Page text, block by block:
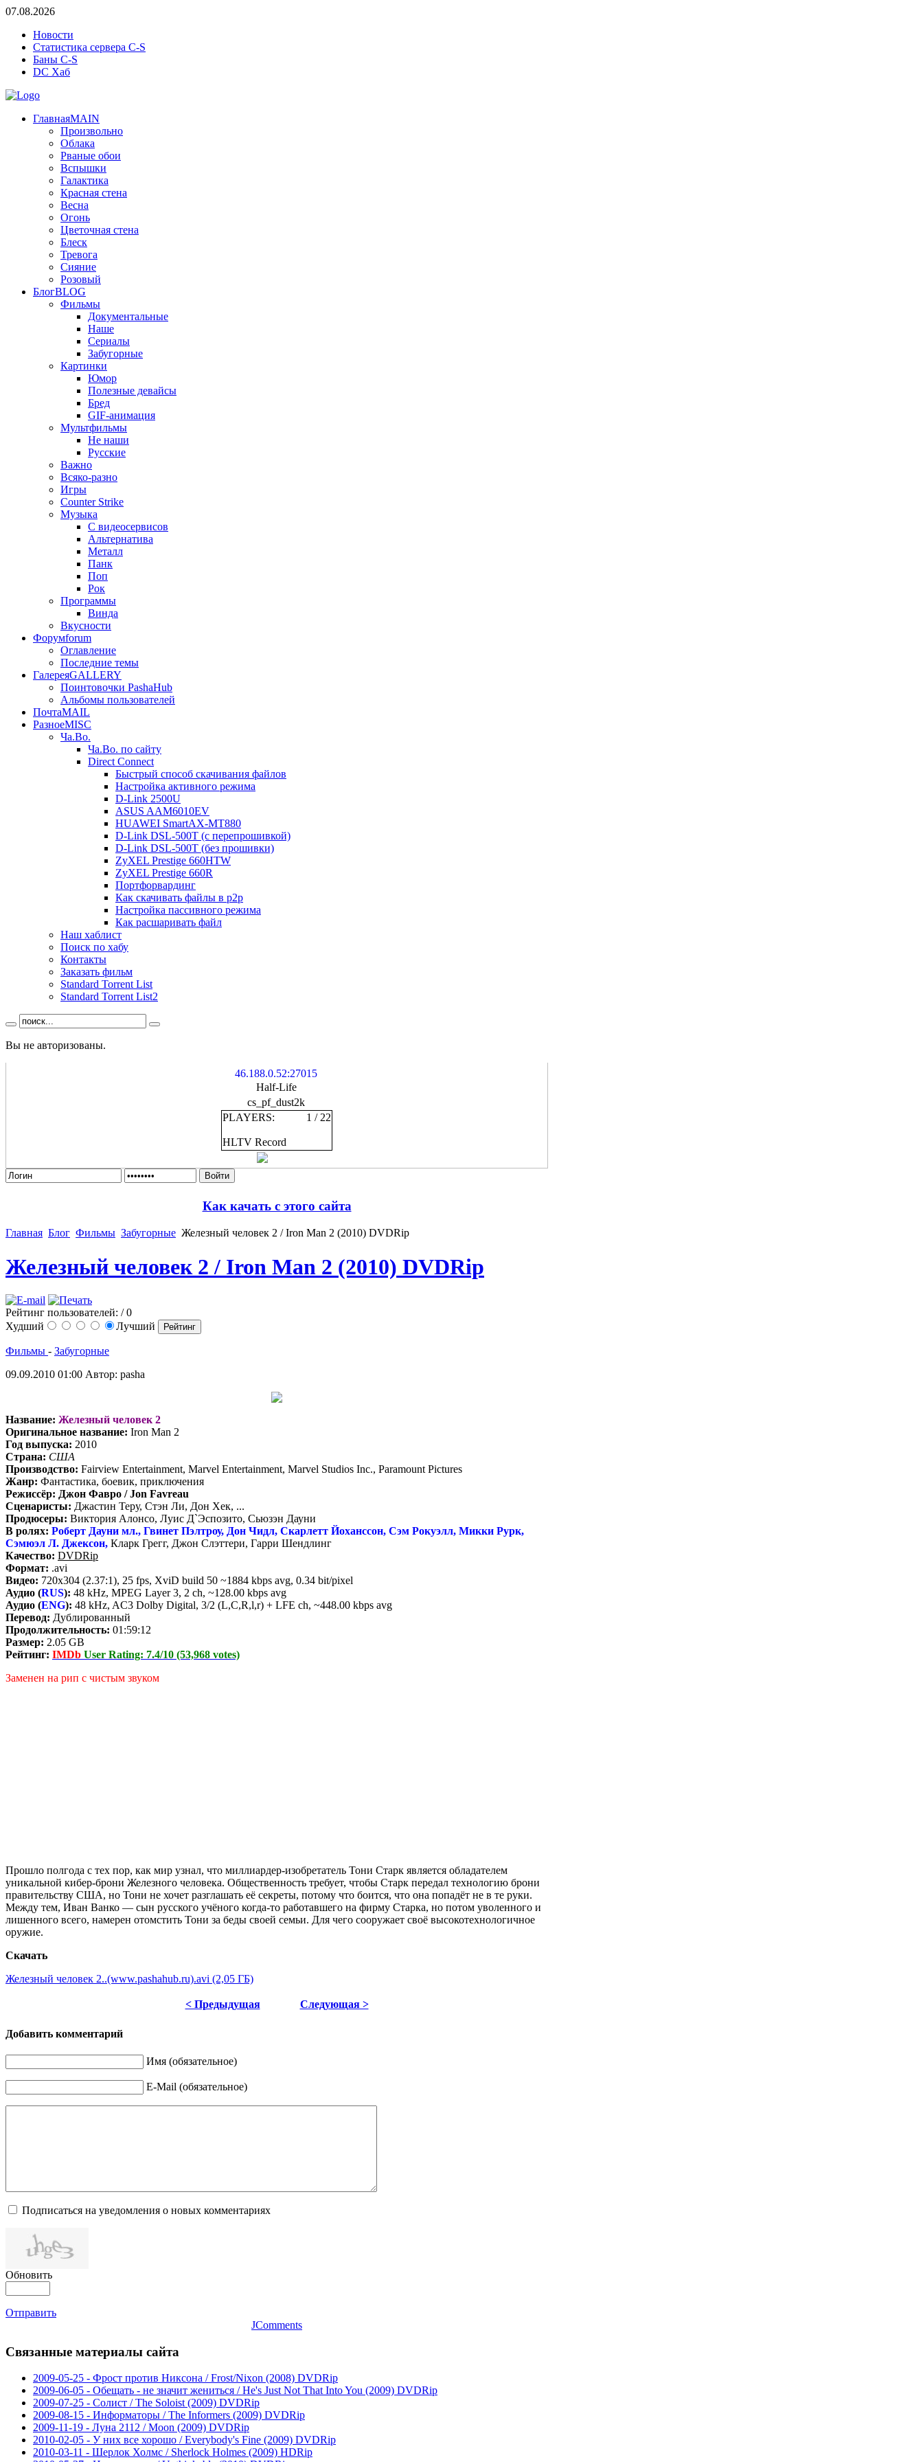
07.08.2026
Новости
Статистика сервера C-S
Баны C-S
DC Хаб
ГлавнаяMAIN
Произвольно
Облака
Рваные обои
Вспышки
Галактика
Красная стена
Весна
Огонь
Цветочная стена
Блеск
Тревога
Сияние
Розовый
БлогBLOG
Фильмы
Документальные
Наше
Сериалы
Забугорные
Картинки
Юмор
Полезные девайсы
Бред
GIF-анимация
Мультфильмы
Не наши
Русские
Важно
Всяко-разно
Игры
Counter Strike
Музыка
С видеосервисов
Альтернатива
Металл
Панк
Поп
Рок
Программы
Винда
Вкусности
Форумforum
Оглавление
Последние темы
ГалереяGALLERY
Поинтовочки PashaHub
Альбомы пользователей
ПочтаMAIL
РазноеMISC
Ча.Во.
Ча.Во. по сайту
Direct Connect
Быстрый способ скачивания файлов
Настройка активного режима
D-Link 2500U
ASUS AAM6010EV
HUAWEI SmartAX-MT880
D-Link DSL-500T (c перепрошивкой)
D-Link DSL-500T (без прошивки)
ZyXEL Prestige 660HTW
ZyXEL Prestige 660R
Портфорвардинг
Как скачивать файлы в p2p
Настройка пассивного режима
Как расшаривать файл
Наш хаблист
Поиск по хабу
Контакты
Заказать фильм
Standard Torrent List
Standard Torrent List2
Вы не авторизованы.
46.188.0.52:27015
Half-Life
cs_pf_dust2k
PLAYERS:
1 / 22
HLTV Record
Войти
Как качать с этого сайта
Главная Блог Фильмы Забугорные Железный человек 2 / Iron Man 2 (2010) DVDRip
Железный человек 2 / Iron Man 2 (2010) DVDRip
Рейтинг пользователей: / 0
Худший
Лучший
Фильмы - Забугорные
09.09.2010 01:00 Автор: pasha
Название: Железный человек 2
Оригинальное название: Iron Man 2
Год выпуска: 2010
Страна: США
Производство: Fairview Entertainment, Marvel Entertainment, Marvel Studios Inc., Paramount Pictures
Жанр: Фантастика, боевик, приключения
Режиссёр: Джон Фавро / Jon Favreau
Сценаристы: Джастин Теру, Стэн Ли, Дон Хек, ...
Продюсеры: Виктория Алонсо, Луис Д`Эспозито, Сьюзэн Дауни
В ролях: Роберт Дауни мл., Гвинет Пэлтроу, Дон Чидл, Скарлетт Йоханссон, Сэм Рокуэлл, Микки Рурк,
Сэмюэл Л. Джексон, Кларк Грегг, Джон Слэттери, Гарри Шендлинг
Качество: DVDRip
Формат: .avi
Видео: 720x304 (2.37:1), 25 fps, XviD build 50 ~1884 kbps avg, 0.34 bit/pixel
Аудио (RUS): 48 kHz, MPEG Layer 3, 2 ch, ~128.00 kbps avg
Аудио (ENG): 48 kHz, AC3 Dolby Digital, 3/2 (L,C,R,l,r) + LFE ch, ~448.00 kbps avg
Перевод: Дублированный
Продолжительность: 01:59:12
Размер: 2.05 GB
Рейтинг: IMDb User Rating: 7.4/10 (53,968 votes)
Заменен на рип с чистым звуком
Прошло полгода с тех пор, как мир узнал, что миллиардер-изобретатель Тони Старк является обладателем
уникальной кибер-брони Железного человека. Общественность требует, чтобы Старк передал технологию брони
правительству США, но Тони не хочет разглашать её секреты, потому что боится, что она попадёт не в те руки.
Между тем, Иван Ванко — сын русского учёного когда-то работавшего на фирму Старка, но потом уволенного и
лишенного всего, намерен отомстить Тони за беды своей семьи. Для чего сооружает своё высокотехнологичное
оружие.
Скачать
Железный человек 2..(www.pashahub.ru).avi (2,05 ГБ)
< Предыдущая Следующая >
Добавить комментарий
Имя (обязательное)
E-Mail (обязательное)
Подписаться на уведомления о новых комментариях
Обновить
Отправить
JComments
Связанные материалы сайта
2009-05-25 - Фрост против Никсона / Frost/Nixon (2008) DVDRip
2009-06-05 - Обещать - не значит жениться / He's Just Not That Into You (2009) DVDRip
2009-07-25 - Солист / The Soloist (2009) DVDRip
2009-08-15 - Информаторы / The Informers (2009) DVDRip
2009-11-19 - Луна 2112 / Moon (2009) DVDRip
2010-02-05 - У них все хорошо / Everybody's Fine (2009) DVDRip
2010-03-11 - Шерлок Холмс / Sherlock Holmes (2009) HDRip